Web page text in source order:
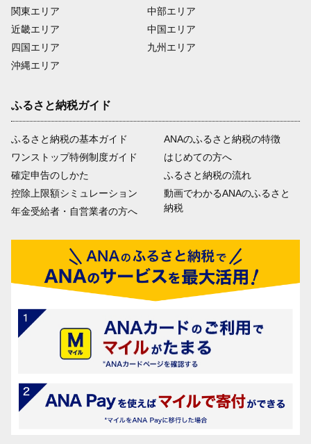
関東エリア
近畿エリア
四国エリア
沖縄エリア
中部エリア
中国エリア
九州エリア
ふるさと納税ガイド
ふるさと納税の基本ガイド
ワンストップ特例制度ガイド
確定申告のしかた
控除上限額シミュレーション
年金受給者・自営業者の方へ
ANAのふるさと納税の特徴
はじめての方へ
ふるさと納税の流れ
動画でわかるANAのふるさと
納税